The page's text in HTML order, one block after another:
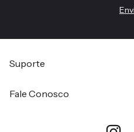
Suporte
Fale Conosco